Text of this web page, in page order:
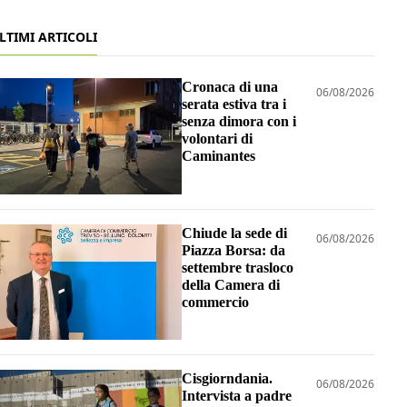
ARTICOLI
Cronaca di una
serata estiva tra i
senza dimora con i
volontari di
Caminantes
06/08/2026
Chiude la sede di
Piazza Borsa: da
settembre trasloco
della Camera di
commercio
06/08/2026
Cisgiorndania.
Intervista a padre
06/08/2026